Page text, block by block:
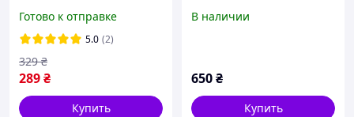
reiniger Classic Pulver /
100 циклів мийки
Готово к отправке
5.0 (2)
289₴
329 ₴
Купить
All in One. Капсулы для
В наличии
650₴
Купить